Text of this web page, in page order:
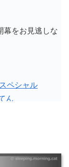
幕をお見逃しな
ペシャル
ん